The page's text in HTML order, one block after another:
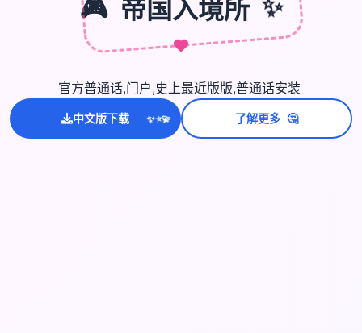
帝国入境所 ✨
官方普通话,门户,史上最近版版,普通话安装
中文版下载 ✨
⭐💫 了解更多 🤔